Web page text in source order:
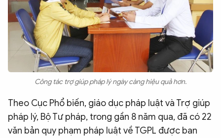
Công tác trợ giúp pháp lý ngày càng hiệu quả hơn.
Theo Cục Phổ biến, giáo dục pháp luật và Trợ giúp
pháp lý, Bộ Tư pháp, trong gần 8 năm qua, đã có 22
văn bản quy phạm pháp luật về TGPL được ban